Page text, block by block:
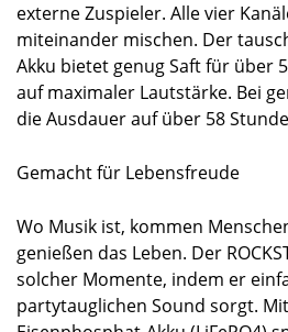
externe Zuspieler. Alle vier
miteinander mischen. Der
Akku bietet genug Saft für über
auf maximaler Lautstärke. Bei
die Ausdauer auf über 58
Gemacht für Lebensfreude
Wo Musik ist, kommen
genießen das Leben. Der
solcher Momente, indem er
partytauglichen Sound sorgt.